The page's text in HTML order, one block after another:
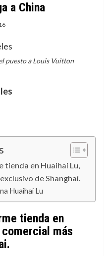
a China
puesto a Louis Vuitton
tienda en Huaihai Lu,
de Shanghai.
Huaihai Lu
tienda en
más